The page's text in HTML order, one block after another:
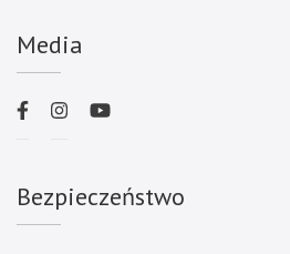
Media
Bezpieczeństwo